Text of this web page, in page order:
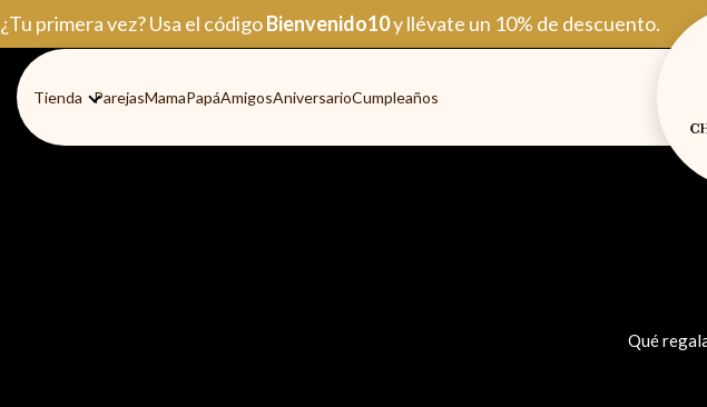
Ir
al
contenido
¿Tu primera vez? Usa el códigoBienvenido10y llévate un 10% de descuento.
Tienda ParejasMamaPapáAmigosAniversarioCumpleaños
Qué